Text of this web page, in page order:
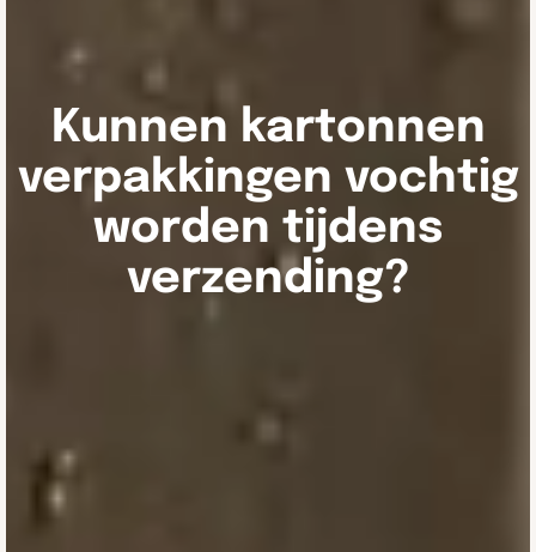
Kunnen kartonnen
verpakkingen vochtig
worden tijdens
verzending?